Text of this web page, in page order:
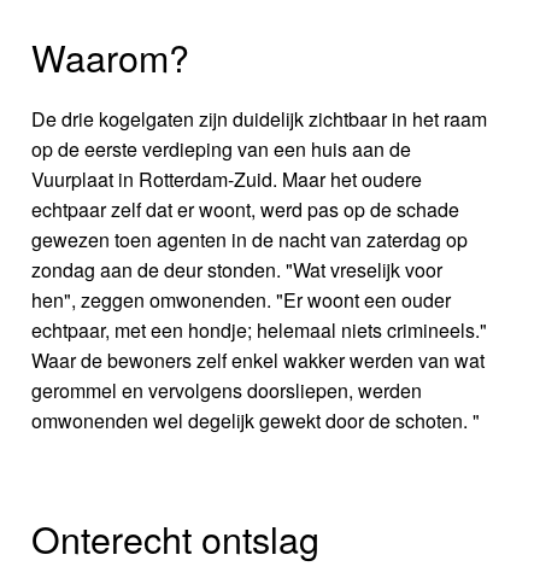
Waarom?
De drie kogelgaten zijn duidelijk zichtbaar in het raam
op de eerste verdieping van een huis aan de
Vuurplaat in Rotterdam-Zuid. Maar het oudere
echtpaar zelf dat er woont, werd pas op de schade
gewezen toen agenten in de nacht van zaterdag op
zondag aan de deur stonden. "Wat vreselijk voor
hen", zeggen omwonenden. "Er woont een ouder
echtpaar, met een hondje; helemaal niets crimineels."
Waar de bewoners zelf enkel wakker werden van wat
gerommel en vervolgens doorsliepen, werden
omwonenden wel degelijk gewekt door de schoten. "
Onterecht ontslag